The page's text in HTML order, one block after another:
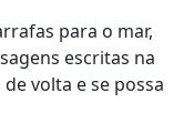
para o mar,
escritas na
volta e se possa